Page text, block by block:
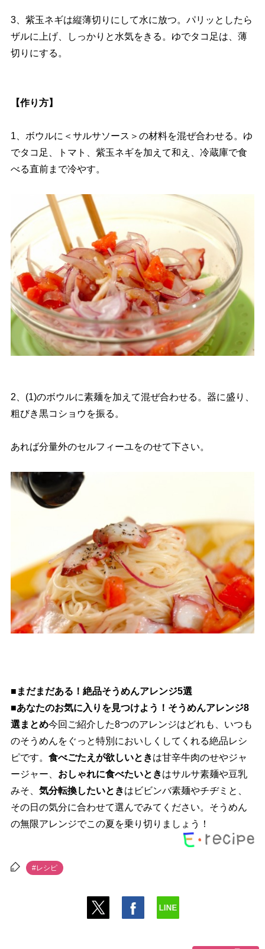
3、紫玉ネギは縦薄切りにして水に放つ。パリッとしたら
ザルに上げ、しっかりと水気をきる。ゆでタコ足は、薄
切りにする。
【作り方】
1、ボウルに＜サルサソース＞の材料を混ぜ合わせる。ゆ
でタコ足、トマト、紫玉ネギを加えて和え、冷蔵庫で食
べる直前まで冷やす。
2、(1)のボウルに素麺を加えて混ぜ合わせる。器に盛り、
粗びき黒コショウを振る。
あれば分量外のセルフィーユをのせて下さい。
■まだまだある！絶品そうめんアレンジ5選
■あなたのお気に入りを見つけよう！そうめんアレンジ8
選まとめ今回ご紹介した8つのアレンジはどれも、いつも
のそうめんをぐっと特別においしくしてくれる絶品レシ
ピです。 食べごたえが欲しいときは甘辛牛肉のせやジャ
ージャー、 おしゃれに食べたいときはサルサ素麺や豆乳
みそ、 気分転換したいときはビビンバ素麺やチヂミと、
その日の気分に合わせて選んでみてください。そうめん
の無限アレンジでこの夏を乗り切りましょう！
#レシピ